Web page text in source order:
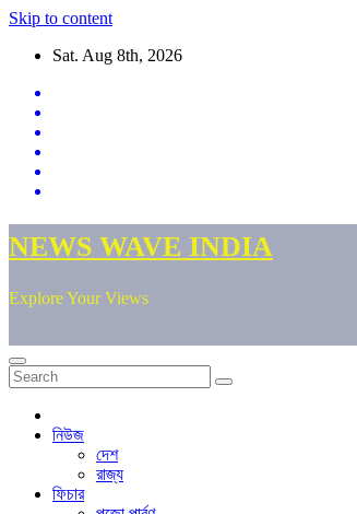
Skip to content
Sat. Aug 8th, 2026
NEWS WAVE INDIA
Explore Your Views
নিউজ
দেশ
রাজ্য
ফিচার